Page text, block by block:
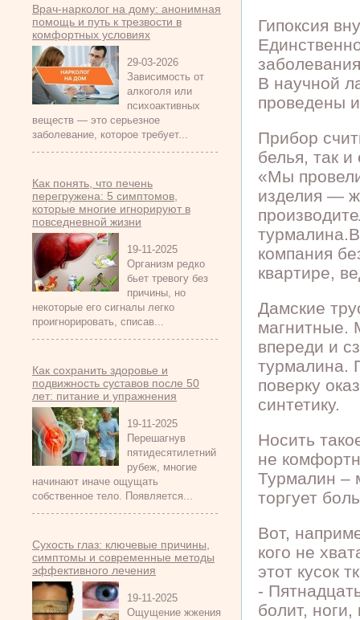
Врач-нарколог на дому: анонимная
помощь и путь к трезвости в
комфортных условиях
29-03-2026
Зависимость от
алкоголя или
психоактивных
веществ — это серьезное
заболевание, которое требует...
Как понять, что печень
перегружена: 5 симптомов,
которые многие игнорируют в
повседневной жизни
19-11-2025
Организм редко
бьет тревогу без
причины, но
некоторые его сигналы легко
проигнорировать, списав...
Как сохранить здоровье и
подвижность суставов после 50
лет: питание и упражнения
19-11-2025
Перешагнув
пятидесятилетний
рубеж, многие
начинают иначе ощущать
собственное тело. Появляется...
Сухость глаз: ключевые причины,
симптомы и современные методы
эффективного лечения
19-11-2025
Ощущение жжения
Гипоксия
В научной
проведены
Прибор
белья, так и
«Мы
изделия —
компания
квартире,
Дамские
магнитные.
впереди и
турмалина.
поверку
синтетику.
Носить
не
Турмалин –
торгует
Вот,
кого не
этот кусок
-
болит,